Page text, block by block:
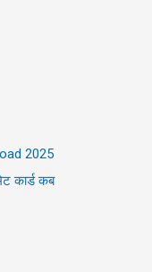
2025
कार्ड कब